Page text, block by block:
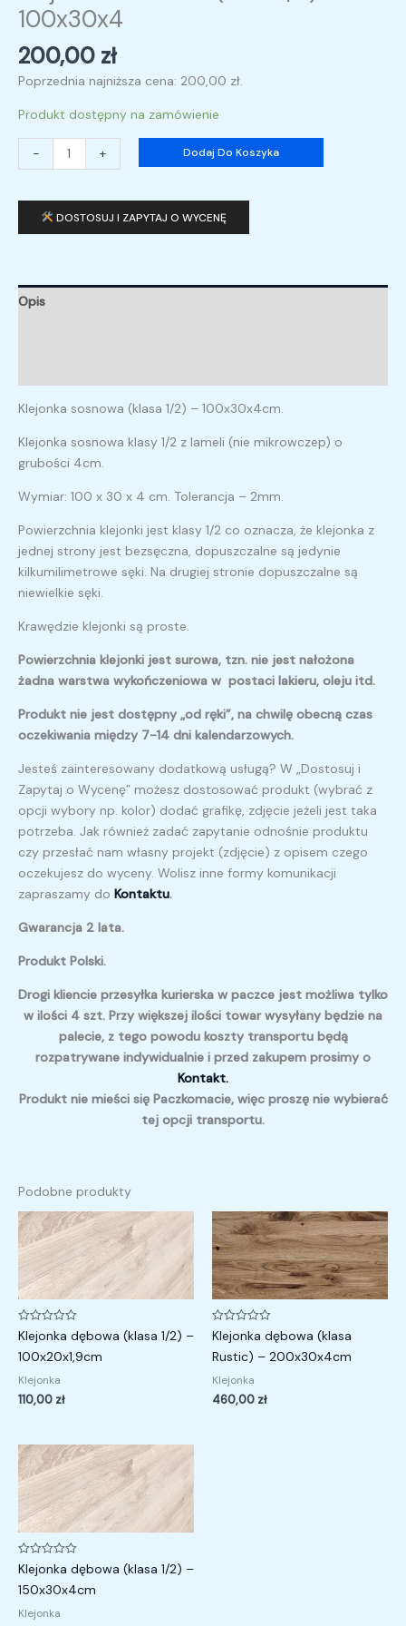
100x30x4
200,00 zł
Poprzednia najniższa cena: 200,00 zł.
Produkt dostępny na zamówienie
- + Dodaj Do Koszyka
DOSTOSUJ I ZAPYTAJ O WYCENĘ
Opis
Klejonka sosnowa (klasa 1/2) – 100x30x4cm.
Klejonka sosnowa klasy 1/2 z lameli (nie mikrowczep) o
grubości 4cm.
Wymiar: 100 x 30 x 4 cm. Tolerancja – 2mm.
Powierzchnia klejonki jest klasy 1/2 co oznacza, że klejonka z
jednej strony jest bezsęczna, dopuszczalne są jedynie
kilkumilimetrowe sęki. Na drugiej stronie dopuszczalne są
niewielkie sęki.
Krawędzie klejonki są proste.
Powierzchnia klejonki jest surowa, tzn. nie jest nałożona
żadna warstwa wykończeniowa w postaci lakieru, oleju itd.
Produkt nie jest dostępny „od ręki”, na chwilę obecną czas
oczekiwania między 7-14 dni kalendarzowych.
Jesteś zainteresowany dodatkową usługą? W „Dostosuj i
Zapytaj o Wycenę” możesz dostosować produkt (wybrać z
opcji wybory np. kolor) dodać grafikę, zdjęcie jeżeli jest taka
potrzeba. Jak również zadać zapytanie odnośnie produktu
czy przesłać nam własny projekt (zdjęcie) z opisem czego
oczekujesz do wyceny. Wolisz inne formy komunikacji
zapraszamy do Kontaktu.
Gwarancja 2 lata.
Produkt Polski.
Drogi kliencie przesyłka kurierska w paczce jest możliwa tylko
w ilości 4 szt. Przy większej ilości towar wysyłany będzie na
palecie, z tego powodu koszty transportu będą
rozpatrywane indywidualnie i przed zakupem prosimy o
Kontakt.
Produkt nie mieści się Paczkomacie, więc proszę nie wybierać
tej opcji transportu.
Podobne produkty
Oceniono
0
na
5
Klejonka dębowa (klasa 1/2) –
100x20x1,9cm
Klejonka
110,00 zł
Oceniono
0
na
5
Klejonka dębowa (klasa
Rustic) – 200x30x4cm
Klejonka
460,00 zł
Oceniono
0
na
5
Klejonka dębowa (klasa 1/2) –
150x30x4cm
Klejonka